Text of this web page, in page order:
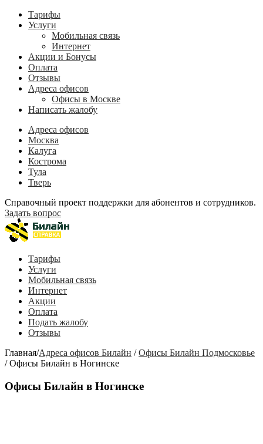
Тарифы
Услуги
Мобильная связь
Интернет
Акции и Бонусы
Оплата
Отзывы
Адреса офисов
Офисы в Москве
Написать жалобу
Адреса офисов
Москва
Калуга
Кострома
Тула
Тверь
Справочный проект поддержки для абонентов и сотрудников.
Задать вопрос
Тарифы
Услуги
Мобильная связь
Интернет
Акции
Оплата
Подать жалобу
Отзывы
Главная/Адреса офисов Билайн / Офисы Билайн Подмосковье
/Офисы Билайн в Ногинске
Офисы Билайн в Ногинске